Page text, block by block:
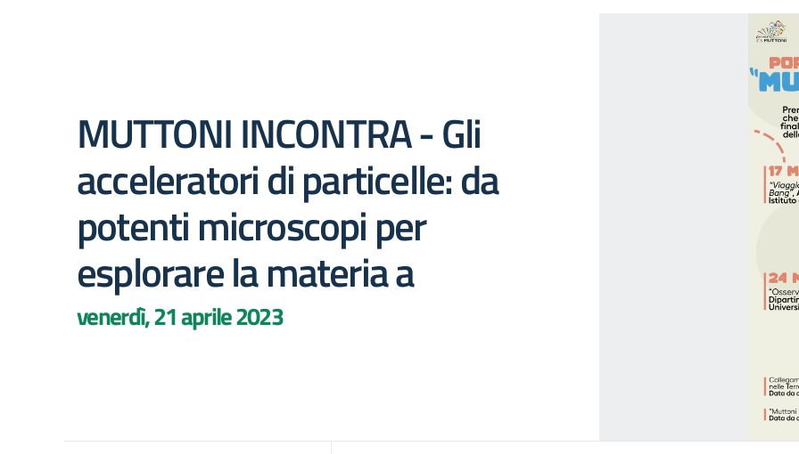
MUTTONI INCONTRA - Gli
acceleratori di particelle: da
potenti microscopi per
esplorare la materia a
venerdì, 21 aprile 2023